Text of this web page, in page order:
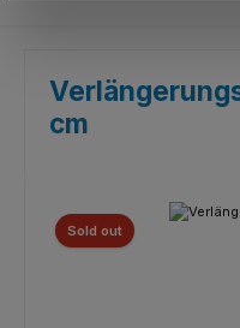
cm
Salta la galleria di immagini
Sold out